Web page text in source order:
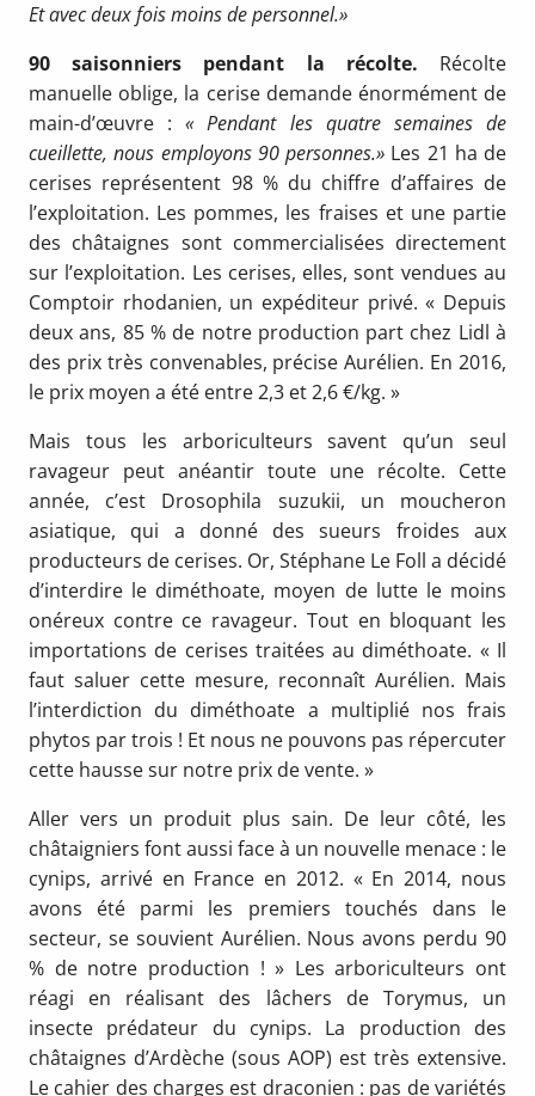
Et avec deux fois moins de personnel.»
90
saisonniers pendant la récolte. Récolte
manuelle oblige, la cerise demande énormément de
main-d’œuvre :« Pendant les quatre semaines de
cueillette, nous employons 90 personnes.» Les 21 ha de
cerises représentent 98 % du chiffre d’affaires de
l’exploitation. Les pommes, les fraises et une partie
des châtaignes sont commercialisées directement
sur l’exploitation. Les cerises, elles, sont vendues au
Comptoir rhodanien, un expéditeur privé. « Depuis
deux ans, 85 % de notre production part chez Lidl à
des prix très convenables, précise Aurélien. En 2016,
le prix moyen a été entre 2,3 et 2,6 €/kg. »
Mais tous les arboriculteurs savent qu’un seul
ravageur peut anéantir toute une récolte. Cette
année, c’est Drosophila suzukii, un moucheron
asiatique, qui a donné des sueurs froides aux
producteurs de cerises. Or, Stéphane Le Foll a décidé
d’interdire le diméthoate, moyen de lutte le moins
onéreux contre ce ravageur. Tout en bloquant les
importations de cerises traitées au diméthoate. « Il
faut saluer cette mesure, reconnaît Aurélien. Mais
l’interdiction du diméthoate a multiplié nos frais
phytos par trois ! Et nous ne pouvons pas répercuter
cette hausse sur notre prix de vente. »
Aller vers un produit plus sain. De leur côté, les
châtaigniers font aussi face à un nouvelle menace : le
cynips, arrivé en France en 2012. « En 2014, nous
avons été parmi les premiers touchés dans le
secteur, se souvient Aurélien. Nous avons perdu 90
% de notre production ! » Les arboriculteurs ont
réagi en réalisant des lâchers de Torymus, un
insecte prédateur du cynips. La production des
châtaignes d’Ardèche (sous AOP) est très extensive.
Le cahier des charges est draconien : pas de variétés